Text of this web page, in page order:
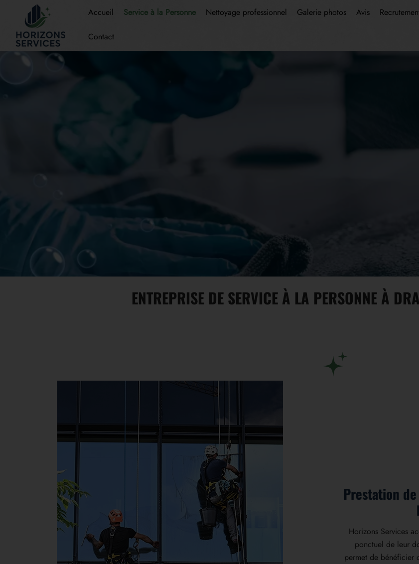
Accueil Service à la Personne Nettoyage professionnel Galerie photos Avis
Contact
ENTREPRISE DE SERVICE À LA PERSONNE À
Prestation
Horizons Services
ponctuel de leur
permet de bénéficier